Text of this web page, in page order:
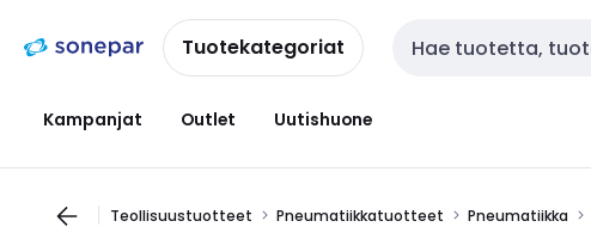
navigointiinsisältöönTuotekategoriat Haku
Kampanjat Outlet Uutishuone
Teollisuustuotteet Pneumatiikkatuotteet Pneumatiikka